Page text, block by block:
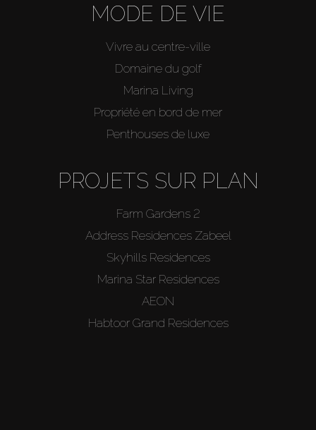
MODE DE VIE
Vivre au centre-ville
Domaine du golf
Marina Living
Propriété en bord de mer
Penthouses de luxe
PROJETS SUR PLAN
Farm Gardens 2
Address Residences Zabeel
Skyhills Residences
Marina Star Residences
AEON
Habtoor Grand Residences